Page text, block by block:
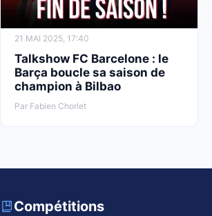
21 MAI 2025, 17:40
Talkshow FC Barcelone : le
Barça boucle sa saison de
champion à Bilbao
Par Fabien Chorlet
Compétitions